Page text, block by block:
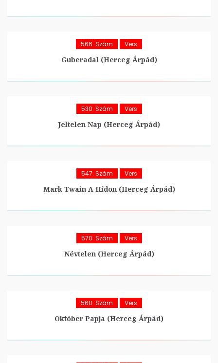
566. Szám Vers
Guberadal (Herceg Árpád)
530. Szám Vers
Jeltelen Nap (Herceg Árpád)
547. Szám Vers
Mark Twain A Hídon (Herceg Árpád)
570. Szám Vers
Névtelen (Herceg Árpád)
560. Szám Vers
Október Papja (Herceg Árpád)